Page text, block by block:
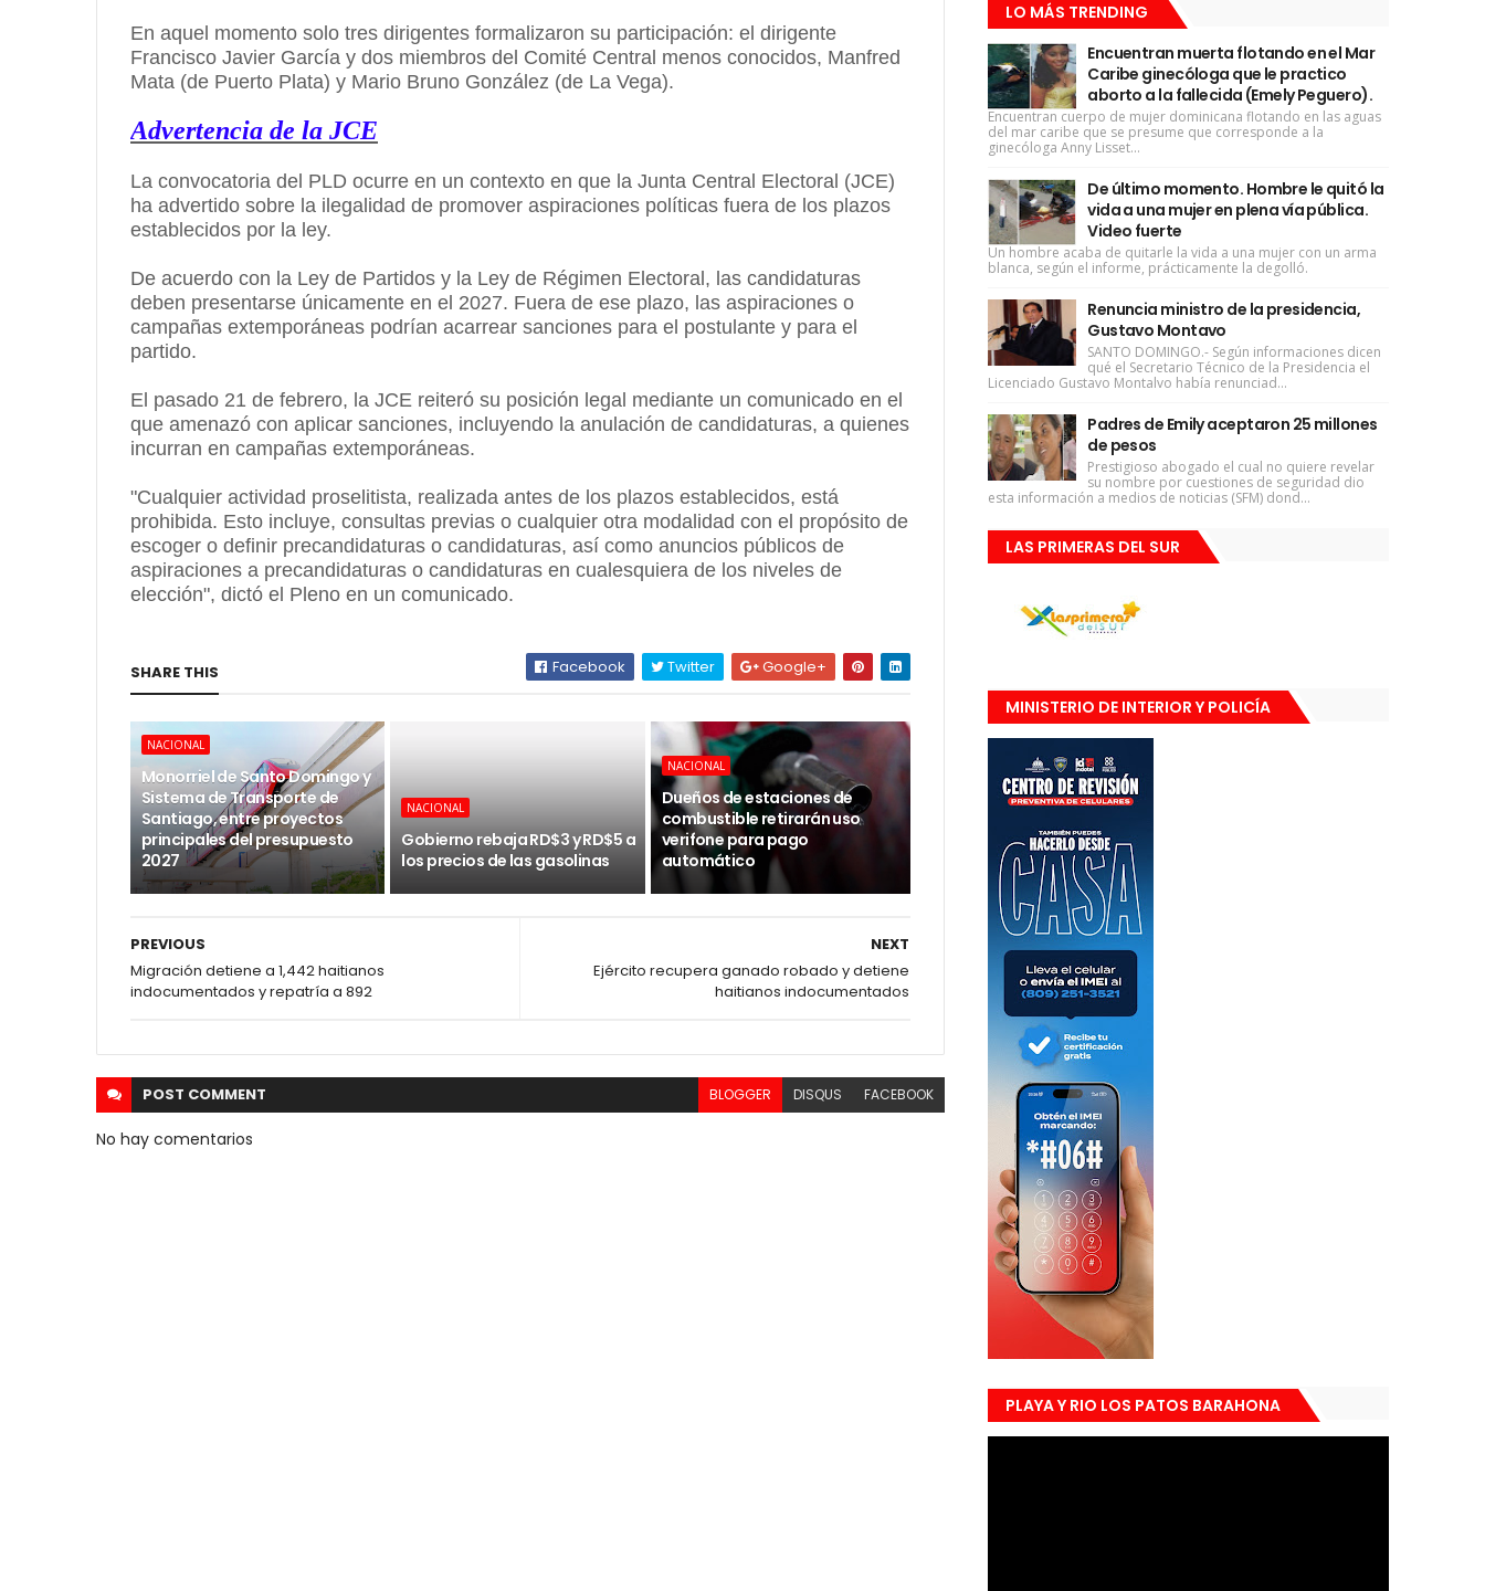
En aquel momento solo tres dirigentes formalizaron su participación: el dirigente
Francisco Javier García y dos miembros del Comité Central menos conocidos, Manfred
Mata (de Puerto Plata) y Mario Bruno González (de La Vega).
Advertencia de la JCE
La convocatoria del PLD ocurre en un contexto en que la Junta Central Electoral (JCE)
ha advertido sobre la ilegalidad de promover aspiraciones políticas fuera de los plazos
establecidos por la ley.
De acuerdo con la Ley de Partidos y la Ley de Régimen Electoral, las candidaturas
deben presentarse únicamente en el 2027. Fuera de ese plazo, las aspiraciones o
campañas extemporáneas podrían acarrear sanciones para el postulante y para el
partido.
El pasado 21 de febrero, la JCE reiteró su posición legal mediante un comunicado en el
que amenazó con aplicar sanciones, incluyendo la anulación de candidaturas, a quienes
incurran en campañas extemporáneas.
"Cualquier actividad proselitista, realizada antes de los plazos establecidos, está
prohibida. Esto incluye, consultas previas o cualquier otra modalidad con el propósito de
escoger o definir precandidaturas o candidaturas, así como anuncios públicos de
aspiraciones a precandidaturas o candidaturas en cualesquiera de los niveles de
elección", dictó el Pleno en un comunicado.
SHARE THIS Facebook Twitter Google+
NACIONAL
Monorriel de Santo Domingo y
Sistema de Transporte de
Santiago, entre proyectos
principales del presupuesto
2027
NACIONAL
Gobierno rebaja RD$3 y RD$5 a
los precios de las gasolinas
NACIONAL
Dueños de estaciones de
combustible retirarán uso
verifone para pago
automático
NEXT
Ejército recupera ganado robado y detiene
haitianos indocumentados
PREVIOUS
Migración detiene a 1,442 haitianos
indocumentados y repatría a 892
POST COMMENT BLOGGER DISQUS FACEBOOK
No hay comentarios
LO MÁS TRENDING
Encuentran muerta flotando en el Mar
Caribe ginecóloga que le practico
aborto a la fallecida (Emely Peguero).
Encuentran cuerpo de mujer dominicana flotando en las aguas
del mar caribe que se presume que corresponde a la
ginecóloga Anny Lisset...
De último momento. Hombre le quitó la
vida a una mujer en plena vía pública.
Video fuerte
Un hombre acaba de quitarle la vida a una mujer con un arma
blanca, según el informe, prácticamente la degolló.
Renuncia ministro de la presidencia,
Gustavo Montavo
SANTO DOMINGO.- Según informaciones dicen
qué el Secretario Técnico de la Presidencia el
Licenciado Gustavo Montalvo había renunciad...
Padres de Emily aceptaron 25 millones
de pesos
Prestigioso abogado el cual no quiere revelar
su nombre por cuestiones de seguridad dio
esta información a medios de noticias (SFM) dond...
LAS PRIMERAS DEL SUR
MINISTERIO DE INTERIOR Y POLICÍA
PLAYA Y RIO LOS PATOS BARAHONA